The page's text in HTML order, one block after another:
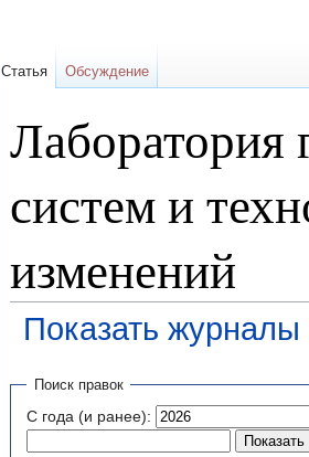
систем и
изменений
Показать
Поиск правок
С года (и ранее):
Статья Обсуждение